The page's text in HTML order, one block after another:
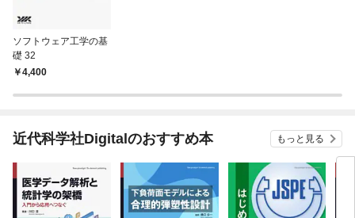
ソフトウェア工学の基
礎 32
4,400
近代科学社Digitalのおすすめ本 もっと見る